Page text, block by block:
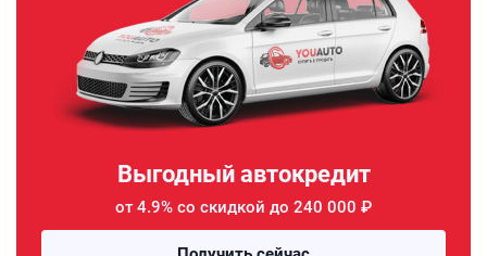
Выгодный автокредит
от 4.9% со скидкой до 240 000 ₽